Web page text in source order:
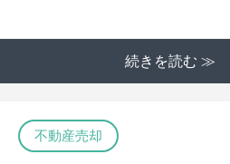
続きを読む ≫
不動産売却